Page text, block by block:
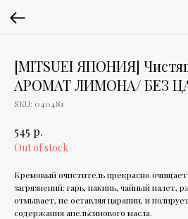
[MITSUEI ЯПОНИЯ]
АРОМАТ ЛИМОНА/ БЕЗ
SKU: 040481
545 р.
Out of stock
Кремовый очиститель прекрасно
загрязнений: гарь, накипь, чайный налет,
отмывает, не оставляя царапин, и
содержания апельсинового масла.